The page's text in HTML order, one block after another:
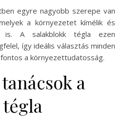
egyre nagyobb szerepe van
a környezetet kímélik és
is. A salakblokk tégla ezen
így ideális választás minden
a környezettudatosság.
a